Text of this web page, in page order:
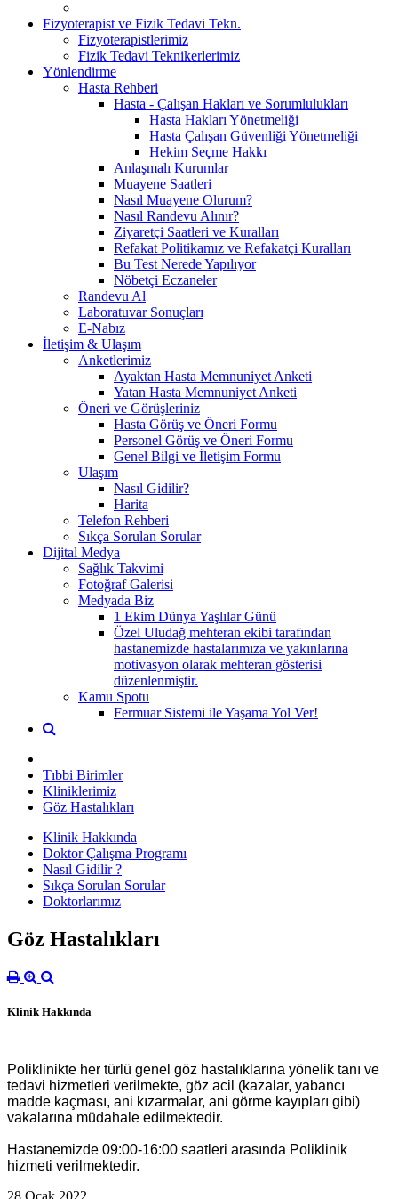
Fizyoterapist ve Fizik Tedavi Tekn.
Fizyoterapistlerimiz
Fizik Tedavi Teknikerlerimiz
Yönlendirme
Hasta Rehberi
Hasta - Çalışan Hakları ve Sorumlulukları
Hasta Hakları Yönetmeliği
Hasta Çalışan Güvenliği Yönetmeliği
Hekim Seçme Hakkı
Anlaşmalı Kurumlar
Muayene Saatleri
Nasıl Muayene Olurum?
Nasıl Randevu Alınır?
Ziyaretçi Saatleri ve Kuralları
Refakat Politikamız ve Refakatçi Kuralları
Bu Test Nerede Yapılıyor
Nöbetçi Eczaneler
Randevu Al
Laboratuvar Sonuçları
E-Nabız
İletişim & Ulaşım
Anketlerimiz
Ayaktan Hasta Memnuniyet Anketi
Yatan Hasta Memnuniyet Anketi
Öneri ve Görüşleriniz
Hasta Görüş ve Öneri Formu
Personel Görüş ve Öneri Formu
Genel Bilgi ve İletişim Formu
Ulaşım
Nasıl Gidilir?
Harita
Telefon Rehberi
Sıkça Sorulan Sorular
Dijital Medya
Sağlık Takvimi
Fotoğraf Galerisi
Medyada Biz
1 Ekim Dünya Yaşlılar Günü
Özel Uludağ mehteran ekibi tarafından
hastanemizde hastalarımıza ve yakınlarına
motivasyon olarak mehteran gösterisi
düzenlenmiştir.
Kamu Spotu
Fermuar Sistemi ile Yaşama Yol Ver!
Tıbbi Birimler
Kliniklerimiz
Göz Hastalıkları
Klinik Hakkında
Doktor Çalışma Programı
Nasıl Gidilir ?
Sıkça Sorulan Sorular
Doktorlarımız
Göz Hastalıkları
Klinik Hakkında
Poliklinikte her türlü genel göz hastalıklarına yönelik tanı ve
tedavi hizmetleri verilmekte, göz acil (kazalar, yabancı
madde kaçması, ani kızarmalar, ani görme kayıpları gibi)
vakalarına müdahale edilmektedir.
Hastanemizde 09:00-16:00 saatleri arasında Poliklinik
hizmeti verilmektedir.
28 Ocak 2022